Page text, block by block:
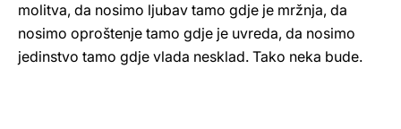
molitva, da nosimo ljubav tamo gdje je mržnja, da
nosimo oproštenje tamo gdje je uvreda, da nosimo
jedinstvo tamo gdje vlada nesklad. Tako neka bude.